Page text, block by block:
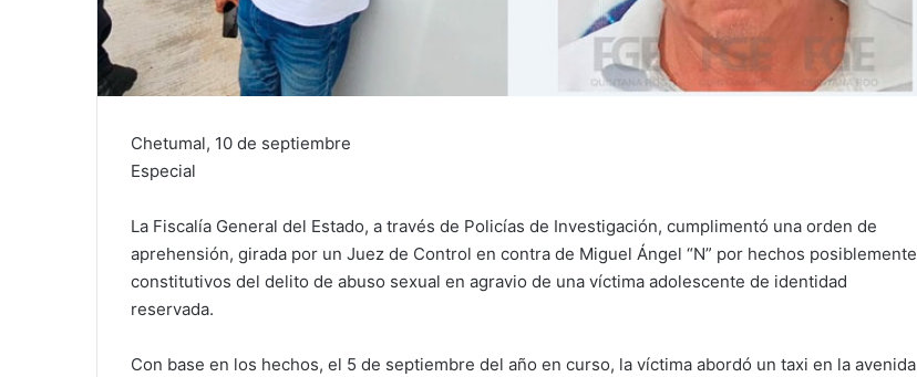
Chetumal, 10 de septiembre
Especial
La Fiscalía General del Estado, a través de Policías de Investigación, cumplimentó una orden de
aprehensión, girada por un Juez de Control en contra de Miguel Ángel “N” por hechos posiblemente
constitutivos del delito de abuso sexual en agravio de una víctima adolescente de identidad
reservada.
Con base en los hechos, el 5 de septiembre del año en curso, la víctima abordó un taxi en la avenida